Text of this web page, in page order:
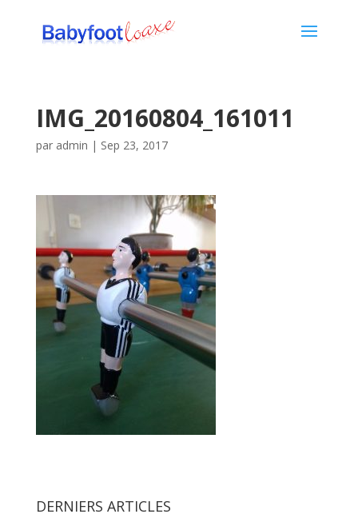
IMG_20160804_161011
par admin | Sep 23, 2017
DERNIERS ARTICLES